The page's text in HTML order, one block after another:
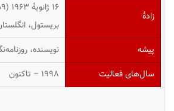
زادهٔ
۱۶ ژانویهٔ ۱۹۶۳ ‏(۵۹ سال)
بریستول،
پیشه
نویسنده،
سال‌های فعالیت
۱۹۹۸ – تاکنون